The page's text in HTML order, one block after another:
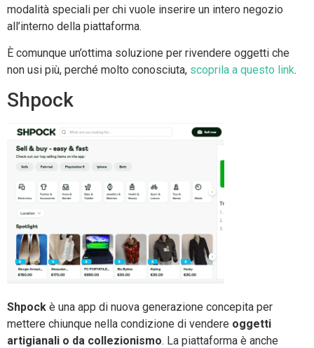
modalità speciali per chi vuole inserire un intero negozio
all’interno della piattaforma.
È comunque un’ottima soluzione per rivendere oggetti che
non usi più, perché molto conosciuta, scoprila a questo link.
Shpock
Shpock è una app di nuova generazione concepita per
mettere chiunque nella condizione di vendere oggetti
artigianali o da collezionismo. La piattaforma è anche